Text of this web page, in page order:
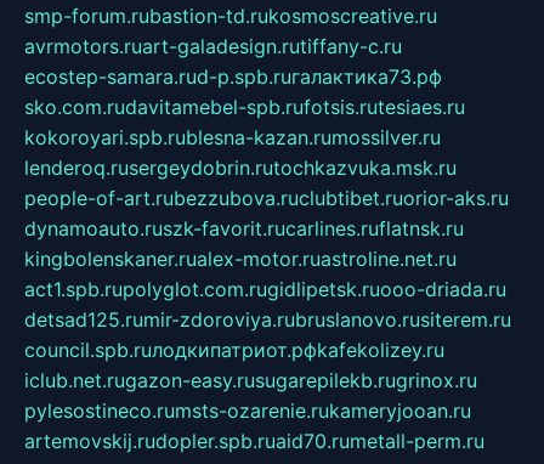
smp-forum.rubastion-td.rukosmoscreative.ru
avrmotors.ruart-galadesign.rutiffany-c.ru
ecostep-samara.rud-p.spb.ruгалактика73.рф
sko.com.rudavitamebel-spb.rufotsis.rutesiaes.ru
kokoroyari.spb.rublesna-kazan.rumossilver.ru
lenderoq.rusergeydobrin.rutochkazvuka.msk.ru
people-of-art.rubezzubova.ruclubtibet.ruorior-aks.ru
dynamoauto.ruszk-favorit.rucarlines.ruflatnsk.ru
kingbolenskaner.rualex-motor.ruastroline.net.ru
act1.spb.rupolyglot.com.rugidlipetsk.ruooo-driada.ru
detsad125.rumir-zdoroviya.rubruslanovo.rusiterem.ru
council.spb.ruлодкипатриот.рфkafekolizey.ru
iclub.net.rugazon-easy.rusugarepilekb.rugrinox.ru
pylesostineco.rumsts-ozarenie.rukameryjooan.ru
artemovskij.rudopler.spb.ruaid70.rumetall-perm.ru